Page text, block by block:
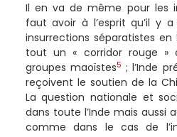
Il en va de même pour les
faut avoir à l’esprit qu’il y
insurrections séparatistes en
tout un « corridor rouge »
groupes maoïstes5 ; l’Inde
reçoivent le soutien de la
La question nationale et
dans toute l’Inde mais aussi
comme dans le cas de